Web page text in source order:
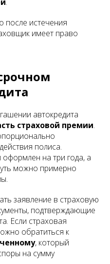
после истечения
имеет право
автокредита
страховой премии.
полиса.
на три года, а
можно примерно
заявление в страховую
подтверждающие
Если страховая
обратиться к
, который
на сумму